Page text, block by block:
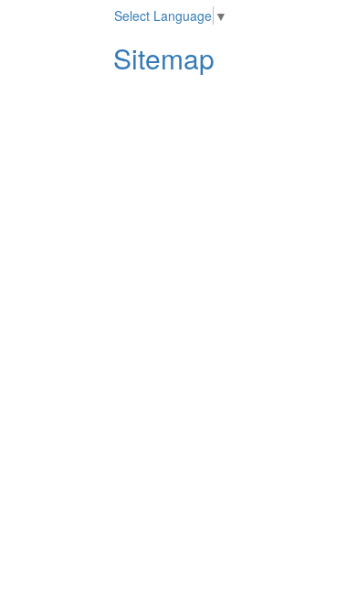
Select Language ▼
Sitemap